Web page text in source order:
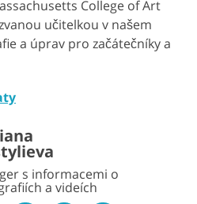
College of Art
učitelkou v našem
a úprav pro začátečníky a
s informacemi o
a videích